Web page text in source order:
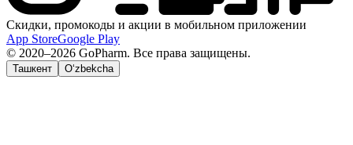
Скидки, промокоды и акции в мобильном приложении
App StoreGoogle Play
© 2020–2026 GoPharm. Все права защищены.
Ташкент O‘zbekcha